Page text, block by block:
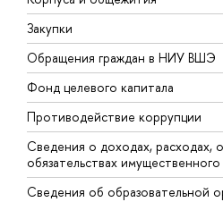
Закупки
Обращения граждан в НИУ ВШЭ
Фонд целевого капитала
Противодействие коррупции
Сведения о доходах, расходах,
обязательствах
Сведения об образовательной